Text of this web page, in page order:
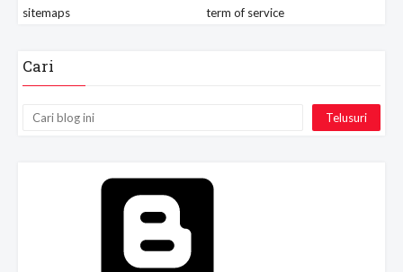
sitemaps
term of service
Cari